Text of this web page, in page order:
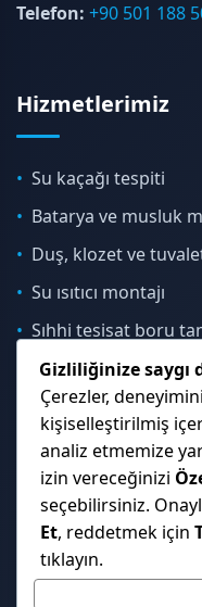
Telefon: +90 501 188
Hizmetlerimiz
Su kaçağı tespiti
Batarya ve musluk
Duş, klozet ve
Su ısıtıcı montajı
Sıhhi tesisat boru
İletişim &
Çekmeköy,
Yakası genelinde
Gizliliğinize saygı
Çerezler,
kişiselleştirilmiş
analiz etmemize
izin vereceğinizi
seçebilirsiniz.
Et, reddetmek için
tıklayın.